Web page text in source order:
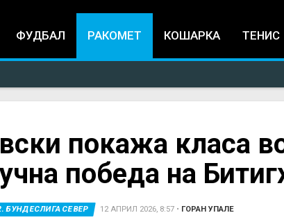
ФУДБАЛ РАКОМЕТ КОШАРКА ТЕНИС
покажа класа
победа на
БУНДЕСЛИГА СЕВЕР 12 АПРИЛ 2026, 8:57 • ГОРАН УПАЛЕ